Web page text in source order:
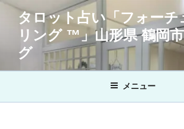
キ
タロット占い「フォーチ
リング ™」山形県 鶴岡
グ
メニュー